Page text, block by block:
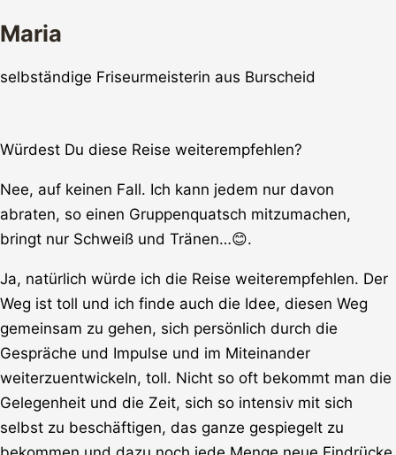
Maria
selbständige Friseurmeisterin aus Burscheid
Würdest Du diese Reise weiterempfehlen?
Nee, auf keinen Fall. Ich kann jedem nur davon
abraten, so einen Gruppenquatsch mitzumachen,
bringt nur Schweiß und Tränen…😊.
Ja, natürlich würde ich die Reise weiterempfehlen. Der
Weg ist toll und ich finde auch die Idee, diesen Weg
gemeinsam zu gehen, sich persönlich durch die
Gespräche und Impulse und im Miteinander
weiterzuentwickeln, toll. Nicht so oft bekommt man die
Gelegenheit und die Zeit, sich so intensiv mit sich
selbst zu beschäftigen, das ganze gespiegelt zu